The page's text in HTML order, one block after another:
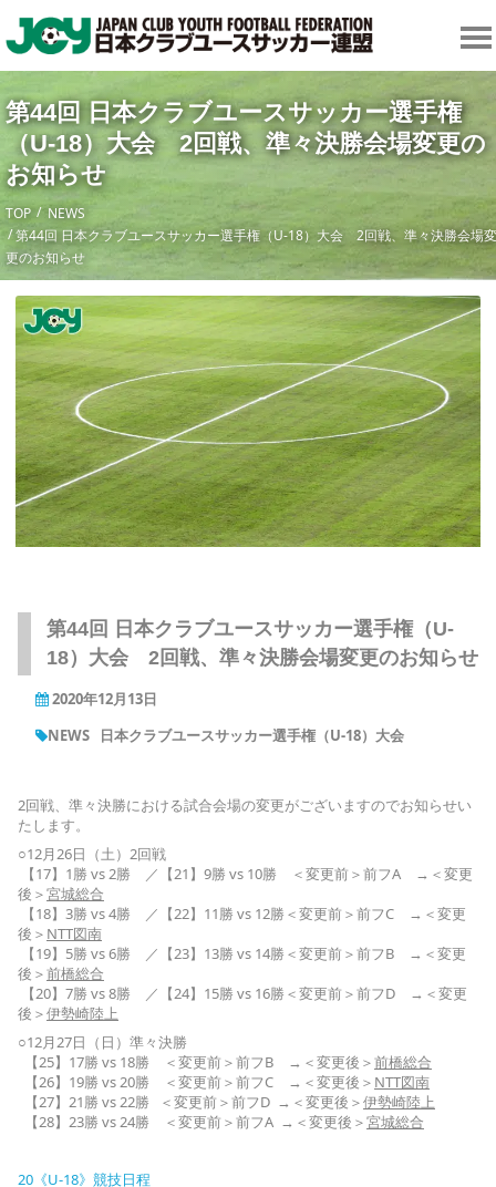
第44回 日本クラブユースサッカー選手権
（U-18）大会 2回戦、準々決勝会場変更の
お知らせ
TOP
NEWS
第44回 日本クラブユースサッカー選手権（U-18）大会 2回戦、準々決勝会場変
更のお知らせ
第44回 日本クラブユースサッカー選手権（U-
18）大会 2回戦、準々決勝会場変更のお知らせ
2020年12月13日
NEWS
日本クラブユースサッカー選手権（U-18）大会
2回戦、準々決勝における試合会場の変更がございますのでお知らせい
たします。
○12月26日（土）2回戦
【17】1勝 vs 2勝 ／【21】9勝 vs 10勝 ＜変更前＞前フA →＜変更
後＞宮城総合
【18】3勝 vs 4勝 ／【22】11勝 vs 12勝＜変更前＞前フC →＜変更
後＞ NTT図南
【19】5勝 vs 6勝 ／【23】13勝 vs 14勝＜変更前＞前フB →＜変更
後＞前橋総合
【20】7勝 vs 8勝 ／【24】15勝 vs 16勝＜変更前＞前フD →＜変更
後＞伊勢崎陸上
○12月27日（日）準々決勝
【25】17勝 vs 18勝 ＜変更前＞前フB →＜変更後＞前橋総合
【26】19勝 vs 20勝 ＜変更前＞前フC →＜変更後＞ NTT図南
【27】21勝 vs 22勝 ＜変更前＞前フD →＜変更後＞伊勢崎陸上
【28】23勝 vs 24勝 ＜変更前＞前フA →＜変更後＞宮城総合
20《U-18》競技日程